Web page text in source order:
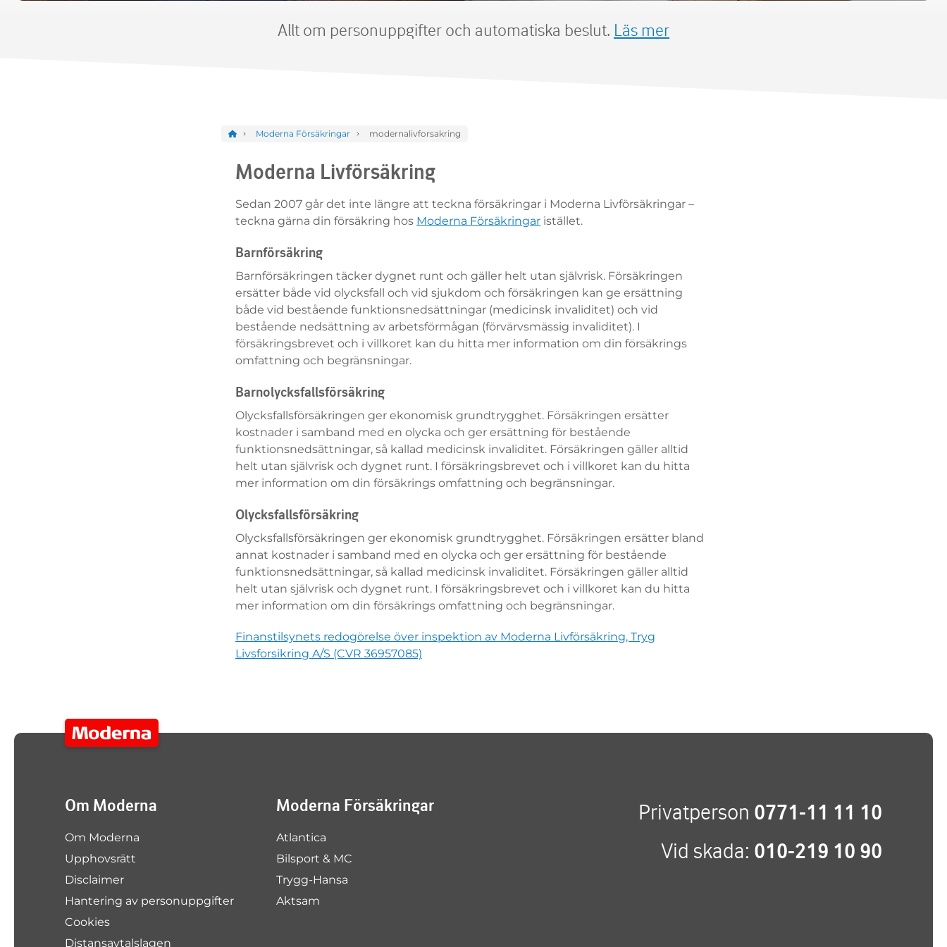
Allt om personuppgifter och automatiska beslut. Läs mer
Moderna Försäkringar modernalivforsakring
Moderna Livförsäkring
Sedan 2007 går det inte längre att teckna försäkringar i Moderna Livförsäkringar –
teckna gärna din försäkring hos Moderna Försäkringar istället.
Barnförsäkring
Barnförsäkringen täcker dygnet runt och gäller helt utan självrisk. Försäkringen
ersätter både vid olycksfall och vid sjukdom och försäkringen kan ge ersättning
både vid bestående funktionsnedsättningar (medicinsk invaliditet) och vid
bestående nedsättning av arbetsförmågan (förvärvsmässig invaliditet). I
försäkringsbrevet och i villkoret kan du hitta mer information om din försäkrings
omfattning och begränsningar.
Barnolycksfallsförsäkring
Olycksfallsförsäkringen ger ekonomisk grundtrygghet. Försäkringen ersätter
kostnader i samband med en olycka och ger ersättning för bestående
funktionsnedsättningar, så kallad medicinsk invaliditet. Försäkringen gäller alltid
helt utan självrisk och dygnet runt. I försäkringsbrevet och i villkoret kan du hitta
mer information om din försäkrings omfattning och begränsningar.
Olycksfallsförsäkring
Olycksfallsförsäkringen ger ekonomisk grundtrygghet. Försäkringen ersätter bland
annat kostnader i samband med en olycka och ger ersättning för bestående
funktionsnedsättningar, så kallad medicinsk invaliditet. Försäkringen gäller alltid
helt utan självrisk och dygnet runt. I försäkringsbrevet och i villkoret kan du hitta
mer information om din försäkrings omfattning och begränsningar.
Finanstilsynets redogörelse över inspektion av Moderna Livförsäkring, Tryg
Livsforsikring A/S (CVR 36957085)
Om Moderna
Om Moderna
Upphovsrätt
Disclaimer
Hantering av personuppgifter
Cookies
Distansavtalslagen
Moderna Försäkringar
Atlantica
Bilsport & MC
Trygg-Hansa
Aktsam
Privatperson 0771-11 11 10
Vid skada: 010-219 10 90